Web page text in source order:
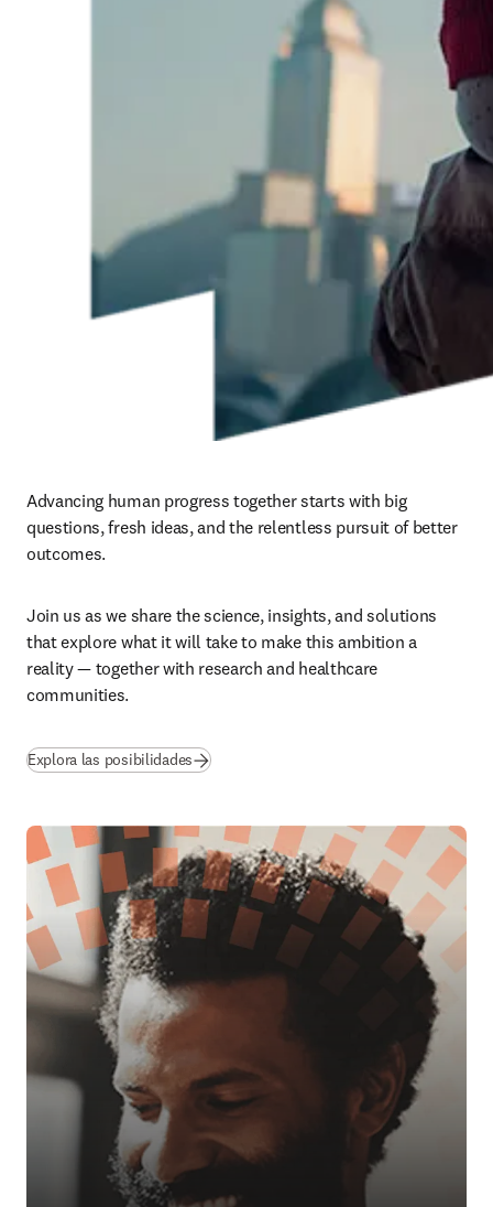
Advancing human progress together starts with big
questions, fresh ideas, and the relentless pursuit of better
outcomes. ​
Join us as we share the science, insights, and solutions
that explore what it will take to make this ambition a
reality — together with research and healthcare
communities.
Explora las posibilidades(se abre en una nueva pestaña/ventana